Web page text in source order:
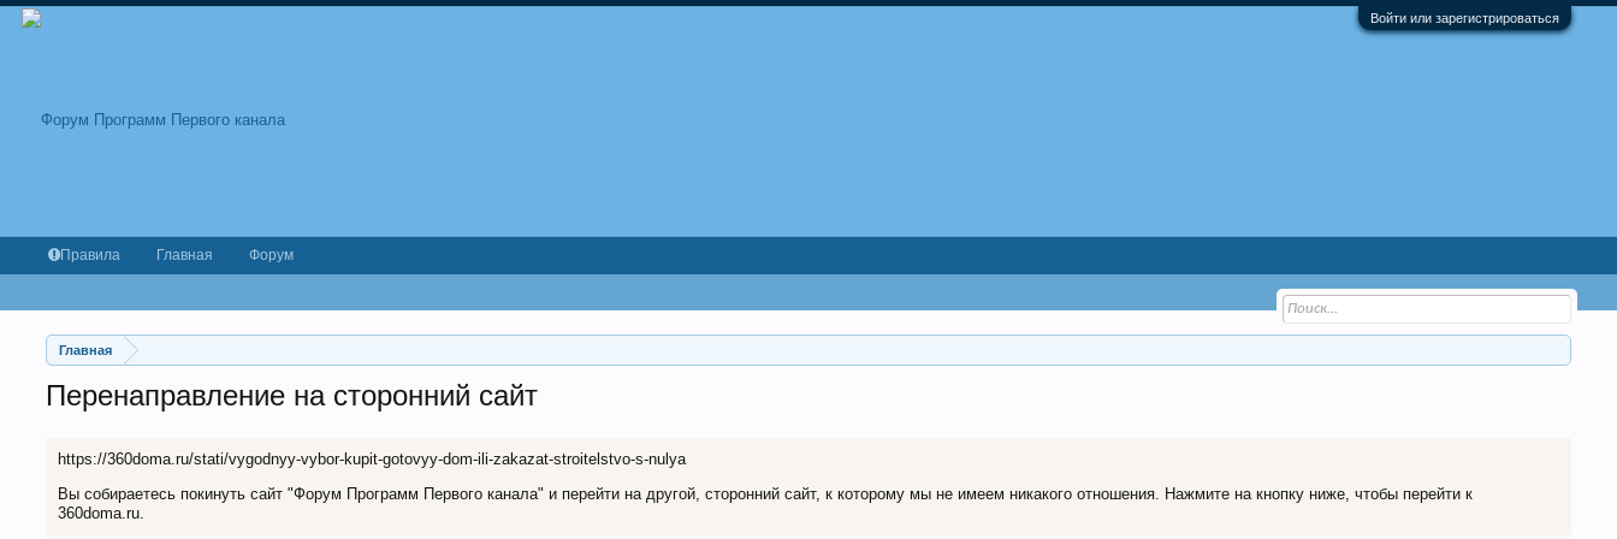
Войти или зарегистрироваться
Главная
Перенаправление на сторонний сайт
https://360doma.ru/stati/vygodnyy-vybor-kupit-gotovyy-dom-ili-zakazat-stroitelstvo-s-nulya
Вы собираетесь покинуть сайт "Форум Программ Первого канала" и перейти на другой, сторонний сайт, к которому мы не имеем никакого отношения. Нажмите на кнопку ниже, чтобы перейти к
360doma.ru.
Правила Главная Форум